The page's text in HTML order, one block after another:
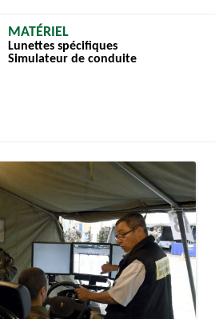
MATÉRIEL
Lunettes spécifiques
Simulateur de conduite